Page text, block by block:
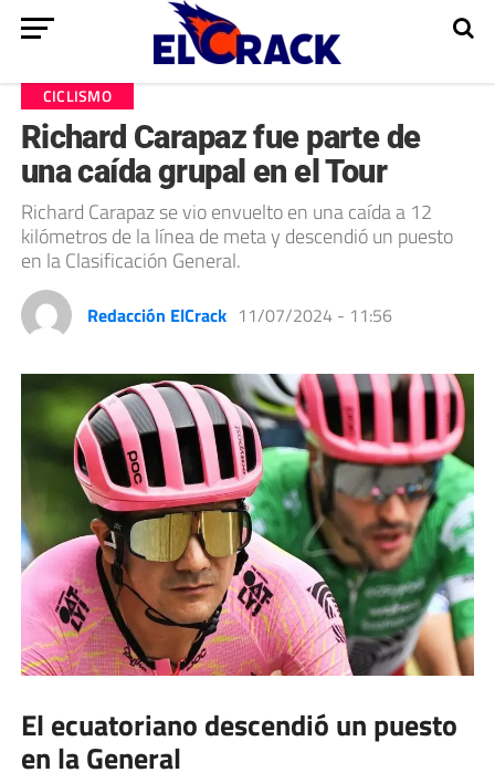
CICLISMO
Richard Carapaz fue parte de
una caída grupal en el Tour
Richard Carapaz se vio envuelto en una caída a 12
kilómetros de la línea de meta y descendió un puesto
en la Clasificación General.
Redacción ElCrack 11/07/2024 - 11:56
El ecuatoriano descendió un puesto
en la General